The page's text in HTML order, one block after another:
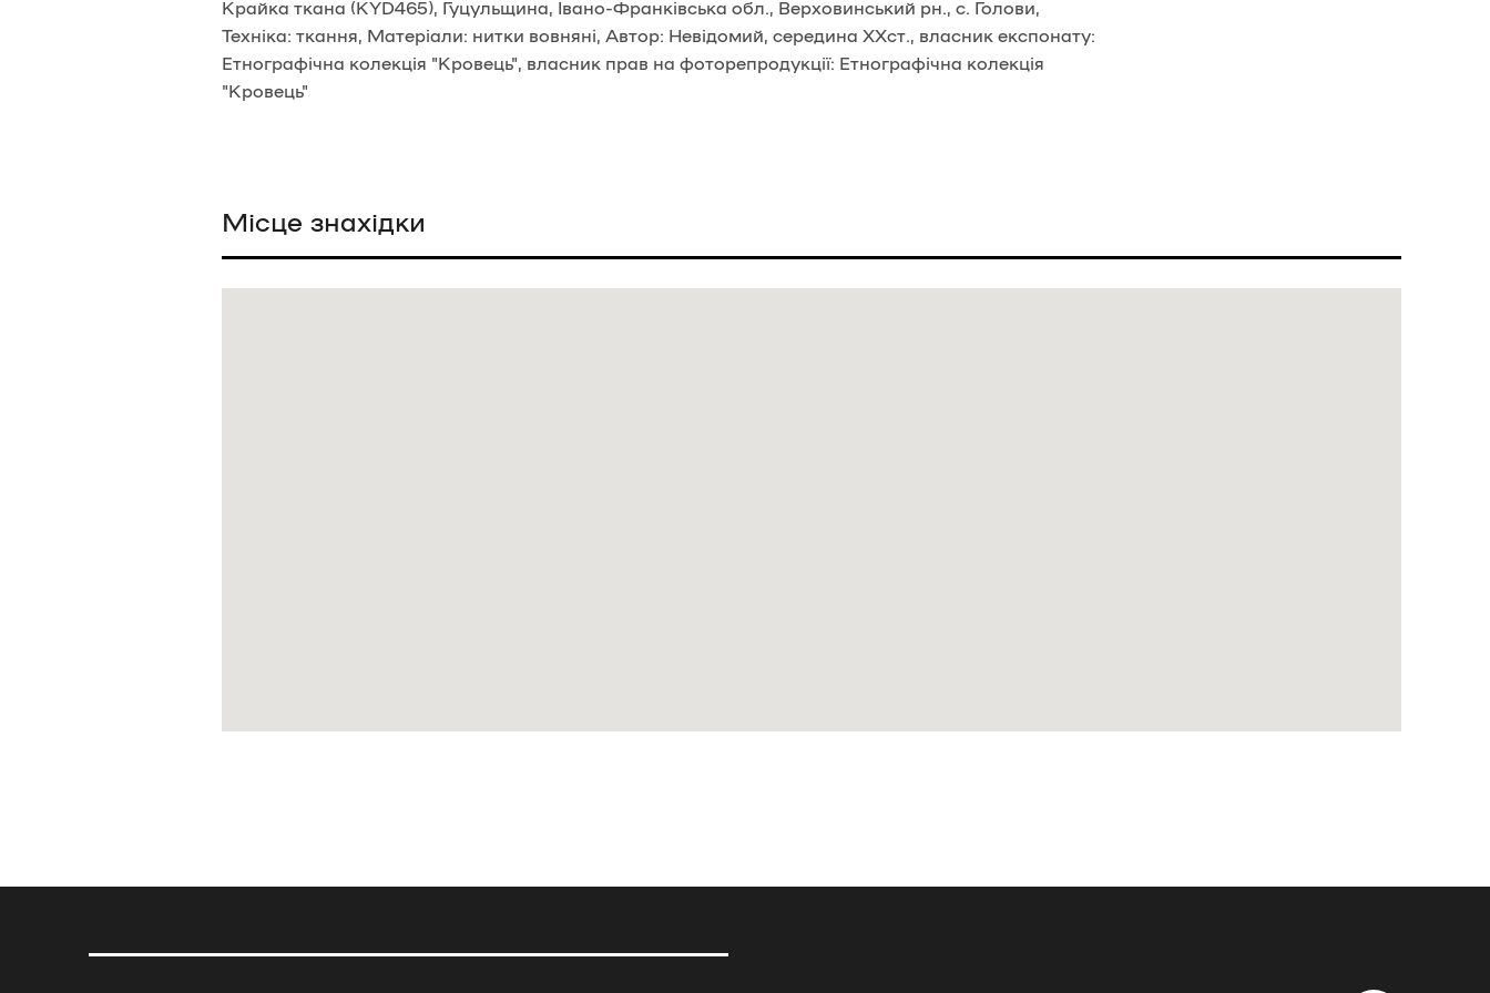
Крайка ткана (KYD465), Гуцульщина, Івано-Франківська обл., Верховинський рн., с. Голови,
Техніка: ткання, Матеріали: нитки вовняні, Автор: Невідомий, середина ХХст., власник експонату:
Етнографічна колекція "Кровець", власник прав на фоторепродукції: Етнографічна колекція
"Кровець"
Місце знахідки